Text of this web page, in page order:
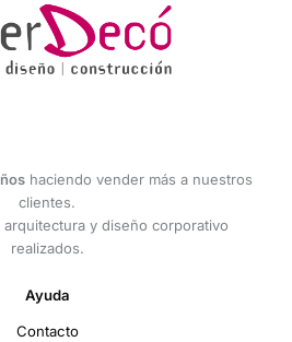
haciendo vender más a nuestros
clientes.
y diseño corporativo
realizados.
Ayuda
Contacto